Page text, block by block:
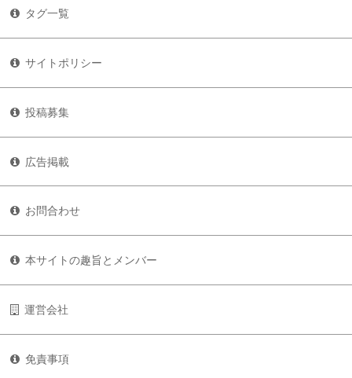
タグ一覧
サイトポリシー
投稿募集
広告掲載
お問合わせ
本サイトの趣旨とメンバー
運営会社
免責事項